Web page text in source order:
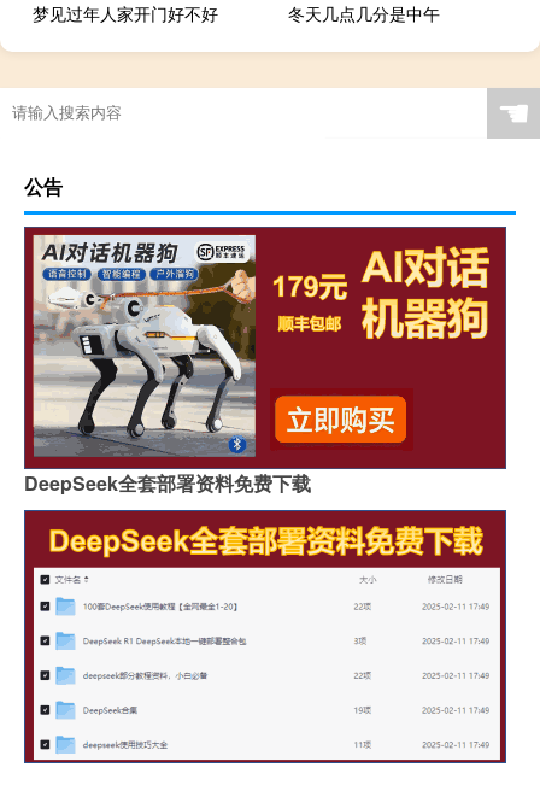
梦见过年人家开门好不好
冬天几点几分是中午
☚
公告
DeepSeek全套部署资料免费下载